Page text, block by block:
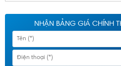
NHẬN BẢNG GIÁ CHÍNH